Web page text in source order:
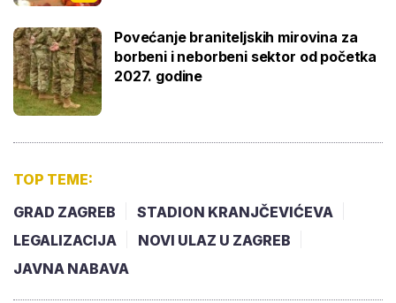
Povećanje braniteljskih mirovina za
borbeni i neborbeni sektor od početka
2027. godine
TOP TEME:
GRAD ZAGREB
STADION KRANJČEVIĆEVA
LEGALIZACIJA
NOVI ULAZ U ZAGREB
JAVNA NABAVA